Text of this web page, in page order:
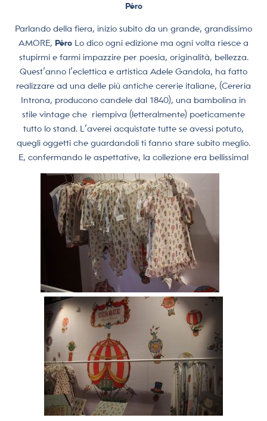
Péro
Parlando della fiera, inizio subito da un grande, grandissimo
AMORE, Péro Lo dico ogni edizione ma ogni volta riesce a
stupirmi e farmi impazzire per poesia, originalità, bellezza.
Quest’anno l’eclettica e artistica Adele Gandola, ha fatto
realizzare ad una delle più antiche cererie italiane, (Cereria
Introna, producono candele dal 1840), una bambolina in
stile vintage che riempiva (letteralmente) poeticamente
tutto lo stand. L’averei acquistate tutte se avessi potuto,
quegli oggetti che guardandoli ti fanno stare subito meglio.
E, confermando le aspettative, la collezione era bellissima!